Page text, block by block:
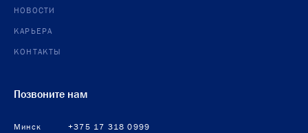
НОВОСТИ
КАРЬЕРА
КОНТАКТЫ
Позвоните нам
Минск +375 17 318 0999